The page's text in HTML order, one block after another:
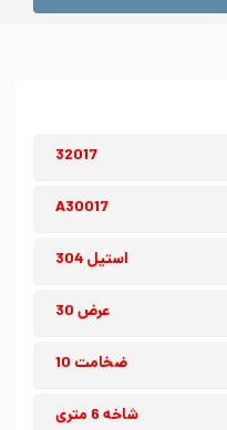
32017
A30017
استیل 304
عرض 30
ضخامت 10
شاخه 6 متری